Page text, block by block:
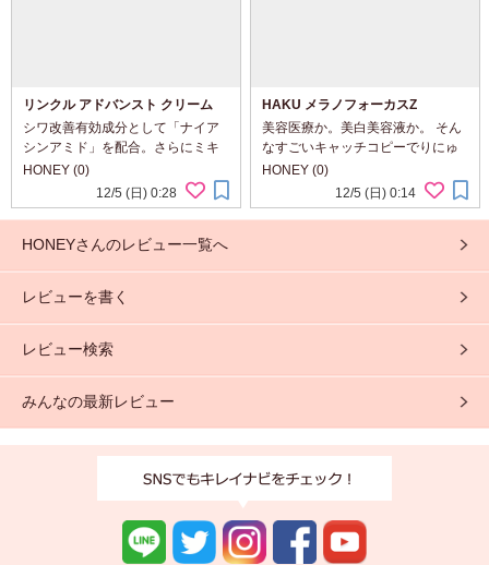
リンクル アドバンスト クリーム
シワ改善有効成分として「ナイア
シンアミド」を配合。さらにミキ
モトならではのアコヤ貝を中心と
した真珠のオリジナル成分を同時
配合し、真皮・表皮どちらにも働
ムです。 製品特...
HONEY (0)
12/5 (日) 0:28
HAKU メラノフォーカスZ
美容医療か。美白美容液か。 そん
なすごいキャッチコピーでりにゅ
ーあるしたHAKUの新メラノフォ
ーカスZは、美容医療で改善しにく
いシミが異常血管によるものであ
HONEY (0)
12/5 (日) 0:14
HONEYさんのレビュー一覧へ
レビューを書く
レビュー検索
みんなの最新レビュー